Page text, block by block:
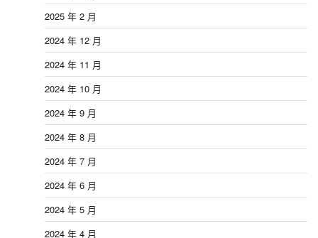
2025 年 2 月
2024 年 12 月
2024 年 11 月
2024 年 10 月
2024 年 9 月
2024 年 8 月
2024 年 7 月
2024 年 6 月
2024 年 5 月
2024 年 4 月